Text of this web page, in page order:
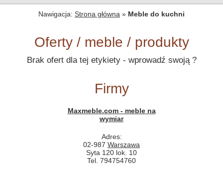
Nawigacja: Strona główna » Meble do kuchni
Oferty / meble / produkty
Brak ofert dla tej etykiety - wprowadź swoją ?
Firmy
Maxmeble.com - meble na
wymiar
Adres:
02-987 Warszawa
Syta 120 lok. 10
Tel. 794754760